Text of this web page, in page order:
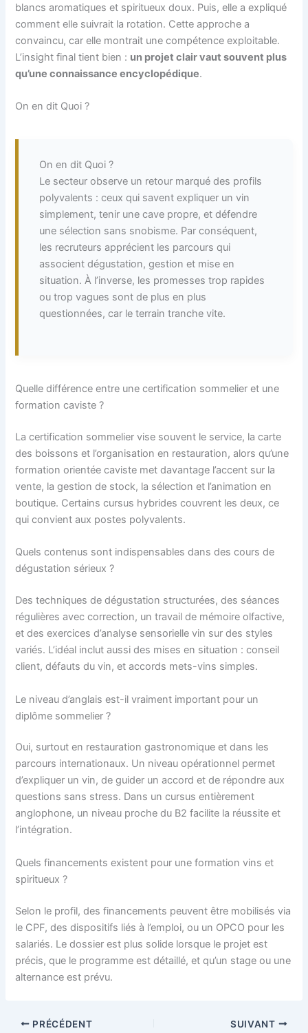
blancs aromatiques et spiritueux doux. Puis, elle a expliqué
comment elle suivrait la rotation. Cette approche a
convaincu, car elle montrait une compétence exploitable.
L’insight final tient bien : un projet clair vaut souvent plus
qu’une connaissance encyclopédique.
On en dit Quoi ?
On en dit Quoi ?
Le secteur observe un retour marqué des profils
polyvalents : ceux qui savent expliquer un vin
simplement, tenir une cave propre, et défendre
une sélection sans snobisme. Par conséquent,
les recruteurs apprécient les parcours qui
associent dégustation, gestion et mise en
situation. À l’inverse, les promesses trop rapides
ou trop vagues sont de plus en plus
questionnées, car le terrain tranche vite.
Quelle différence entre une certification sommelier et une
formation caviste ?
La certification sommelier vise souvent le service, la carte
des boissons et l’organisation en restauration, alors qu’une
formation orientée caviste met davantage l’accent sur la
vente, la gestion de stock, la sélection et l’animation en
boutique. Certains cursus hybrides couvrent les deux, ce
qui convient aux postes polyvalents.
Quels contenus sont indispensables dans des cours de
dégustation sérieux ?
Des techniques de dégustation structurées, des séances
régulières avec correction, un travail de mémoire olfactive,
et des exercices d’analyse sensorielle vin sur des styles
variés. L’idéal inclut aussi des mises en situation : conseil
client, défauts du vin, et accords mets-vins simples.
Le niveau d’anglais est-il vraiment important pour un
diplôme sommelier ?
Oui, surtout en restauration gastronomique et dans les
parcours internationaux. Un niveau opérationnel permet
d’expliquer un vin, de guider un accord et de répondre aux
questions sans stress. Dans un cursus entièrement
anglophone, un niveau proche du B2 facilite la réussite et
l’intégration.
Quels financements existent pour une formation vins et
spiritueux ?
Selon le profil, des financements peuvent être mobilisés via
le CPF, des dispositifs liés à l’emploi, ou un OPCO pour les
salariés. Le dossier est plus solide lorsque le projet est
précis, que le programme est détaillé, et qu’un stage ou une
alternance est prévu.
PRÉCÉDENT SUIVANT